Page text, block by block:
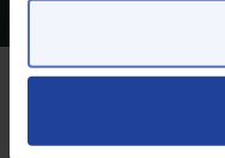
Q8 GoEasy
Q8 GoEasy Diesel
additiver, som giver en